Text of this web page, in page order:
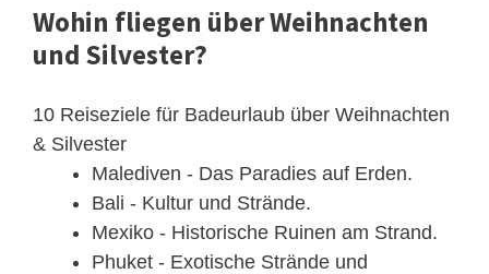
Wohin fliegen über Weihnachten
und Silvester?
10 Reiseziele für Badeurlaub über Weihnachten
& Silvester
Malediven - Das Paradies auf Erden.
Bali - Kultur und Strände.
Mexiko - Historische Ruinen am Strand.
Phuket - Exotische Strände und